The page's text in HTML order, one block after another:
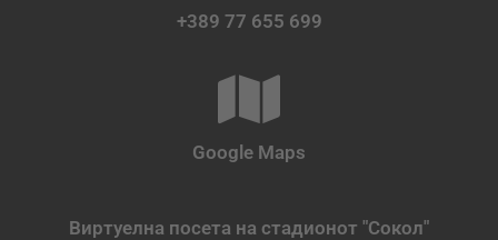
+389 77 655 699
Google Maps
Виртуелна посета на стадионот "Сокол"